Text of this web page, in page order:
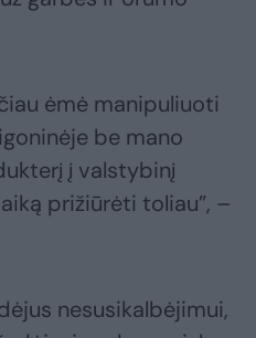
ėmė manipuliuoti
be mano
į valstybinį
prižiūrėti toliau”, –
nesusikalbėjimui,